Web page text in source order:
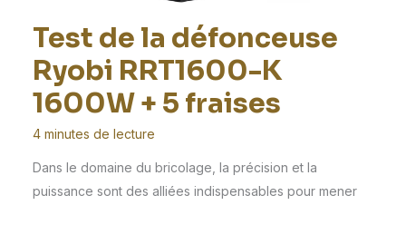
Test de la défonceuse
Ryobi RRT1600-K
1600W + 5 fraises
4 minutes de lecture
Dans le domaine du bricolage, la précision et la
puissance sont des alliées indispensables pour mener